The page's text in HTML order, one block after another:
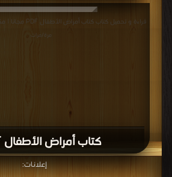
كتاب أمراض الأطفال PDF
قراءة و تحميل كتاب كتاب أمراض الأطفال PDF مجانا | مكتبة >
مرة/مرات
إعلانات: